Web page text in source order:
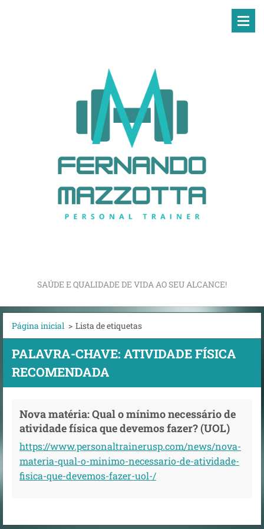
SAÚDE E QUALIDADE DE VIDA AO SEU ALCANCE!
Página inicial > Lista de etiquetas
PALAVRA-CHAVE: ATIVIDADE FÍSICA
RECOMENDADA
Nova matéria: Qual o mínimo necessário de
atividade física que devemos fazer? (UOL)
https://www.personaltrainerusp.com/news/nova-
materia-qual-o-minimo-necessario-de-atividade-
fisica-que-devemos-fazer-uol-/